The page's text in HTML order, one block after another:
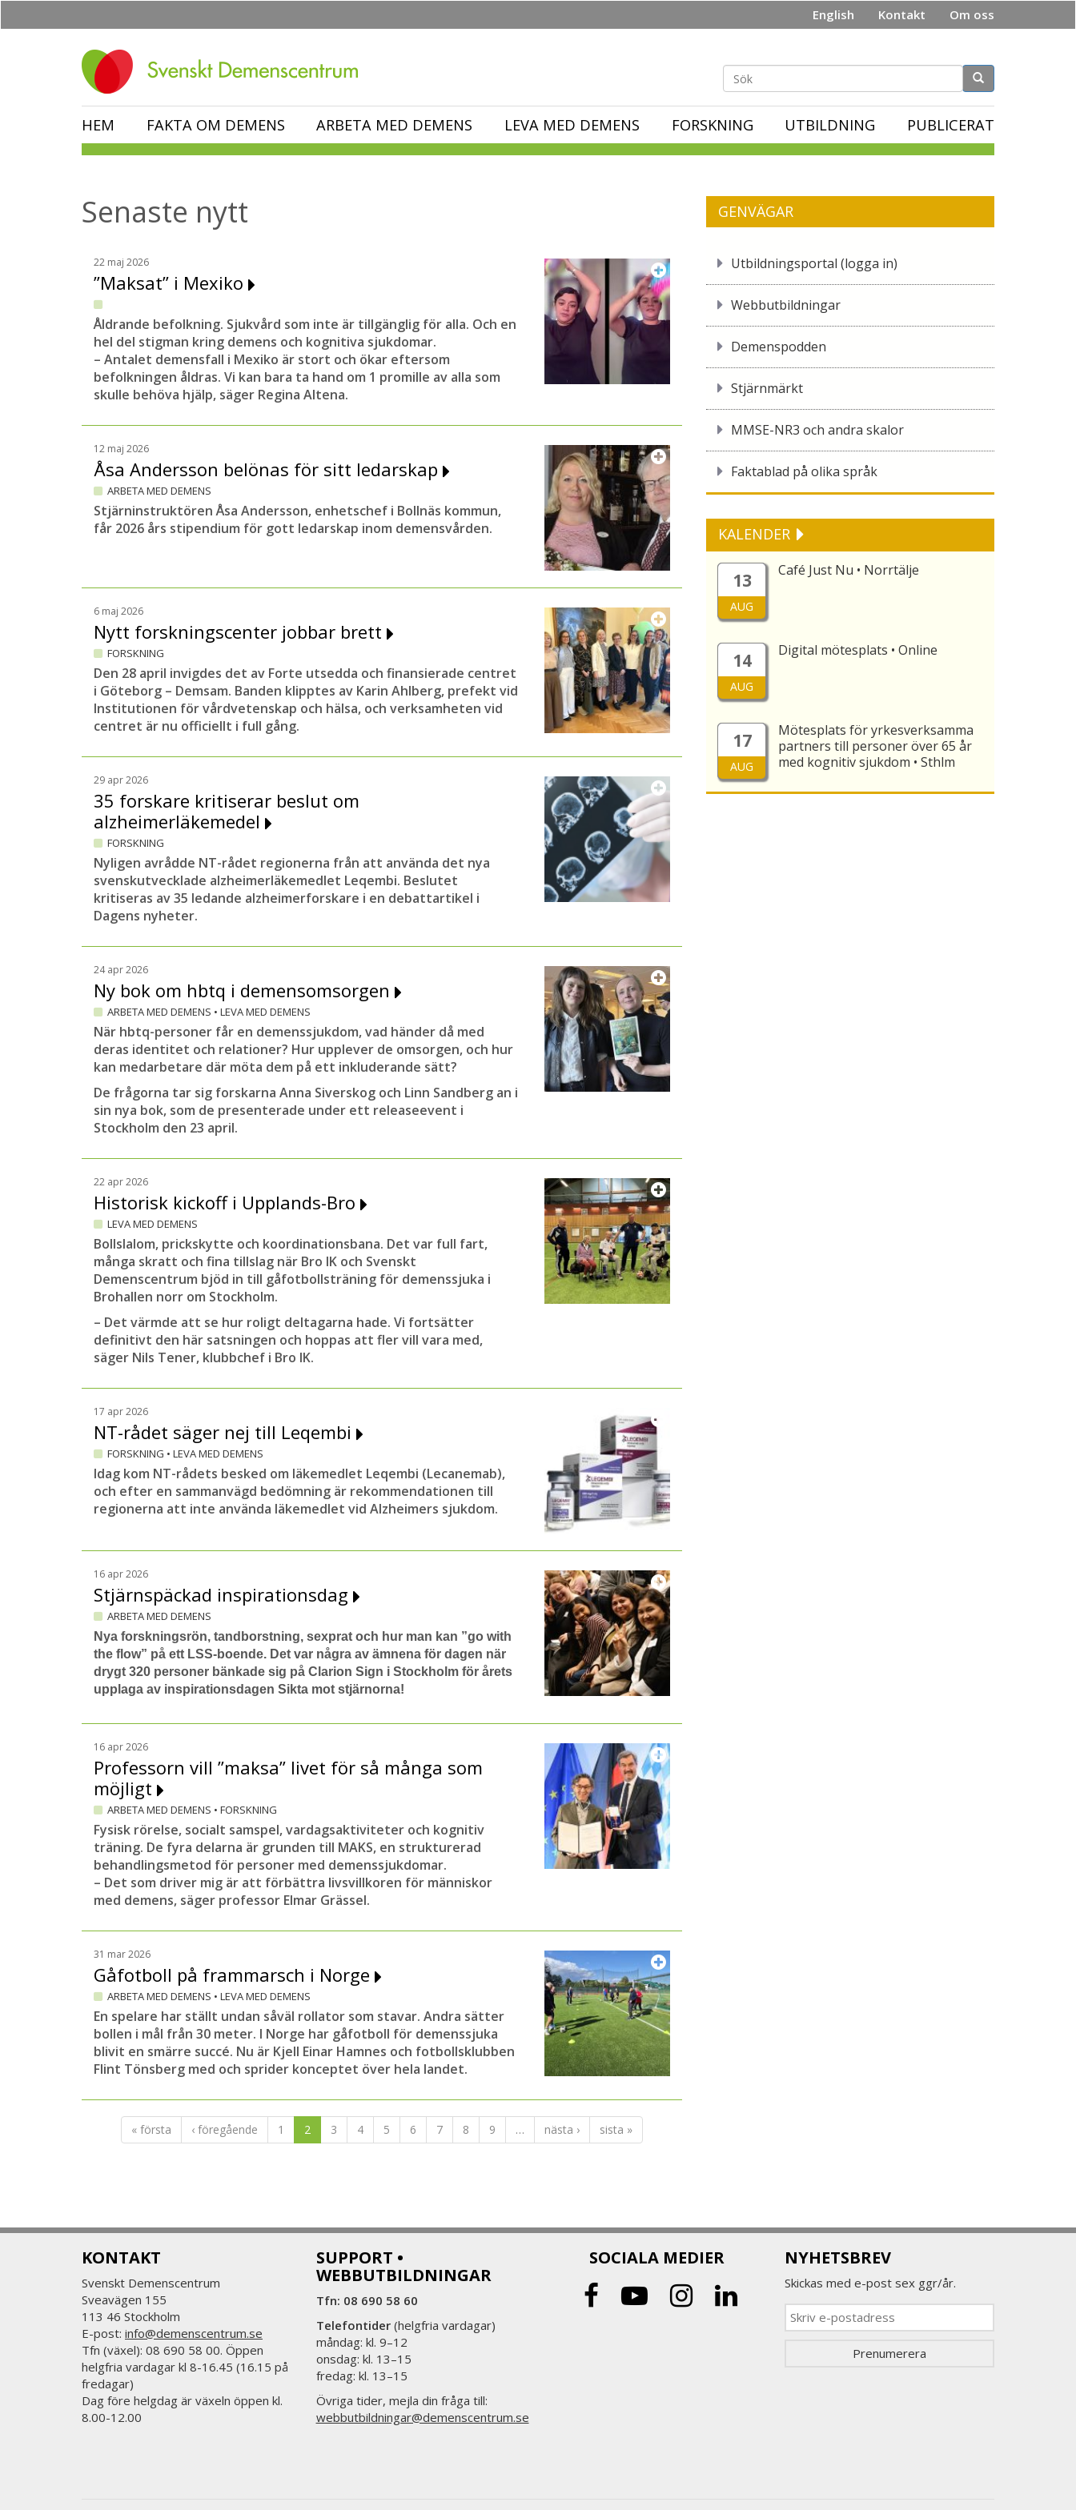
English Kontakt Om oss
Sökformulär
HEM FAKTA OM DEMENS ARBETA MED DEMENS LEVA MED DEMENS FORSKNING UTBILDNING PUBLICERAT
Senaste nytt
22 maj 2026
”Maksat” i Mexiko
Åldrande befolkning. Sjukvård som inte är tillgänglig för alla. Och en
hel del stigman kring demens och kognitiva sjukdomar.
– Antalet demensfall i Mexiko är stort och ökar eftersom
befolkningen åldras. Vi kan bara ta hand om 1 promille av alla som
skulle behöva hjälp, säger Regina Altena.
12 maj 2026
Åsa Andersson belönas för sitt ledarskap
ARBETA MED DEMENS
Stjärninstruktören Åsa Andersson, enhetschef i Bollnäs kommun,
får 2026 års stipendium för gott ledarskap inom demensvården.
6 maj 2026
Nytt forskningscenter jobbar brett
FORSKNING
Den 28 april invigdes det av Forte utsedda och finansierade centret
i Göteborg – Demsam. Banden klipptes av Karin Ahlberg, prefekt vid
Institutionen för vårdvetenskap och hälsa, och verksamheten vid
centret är nu officiellt i full gång.
29 apr 2026
35 forskare kritiserar beslut om
alzheimerläkemedel
FORSKNING
Nyligen avrådde NT-rådet regionerna från att använda det nya
svenskutvecklade alzheimerläkemedlet Leqembi. Beslutet
kritiseras av 35 ledande alzheimerforskare i en debattartikel i
Dagens nyheter.
24 apr 2026
Ny bok om hbtq i demensomsorgen
ARBETA MED DEMENS • LEVA MED DEMENS
När hbtq-personer får en demenssjukdom, vad händer då med
deras identitet och relationer? Hur upplever de omsorgen, och hur
kan medarbetare där möta dem på ett inkluderande sätt?
De frågorna tar sig forskarna Anna Siverskog och Linn Sandberg an i
sin nya bok, som de presenterade under ett releaseevent i
Stockholm den 23 april.
22 apr 2026
Historisk kickoff i Upplands-Bro
LEVA MED DEMENS
Bollslalom, prickskytte och koordinationsbana. Det var full fart,
många skratt och fina tillslag när Bro IK och Svenskt
Demenscentrum bjöd in till gåfotbollsträning för demenssjuka i
Brohallen norr om Stockholm.
– Det värmde att se hur roligt deltagarna hade. Vi fortsätter
definitivt den här satsningen och hoppas att fler vill vara med,
säger Nils Tener, klubbchef i Bro IK.
17 apr 2026
NT-rådet säger nej till Leqembi
FORSKNING • LEVA MED DEMENS
Idag kom NT-rådets besked om läkemedlet Leqembi (Lecanemab),
och efter en sammanvägd bedömning är rekommendationen till
regionerna att inte använda läkemedlet vid Alzheimers sjukdom.
16 apr 2026
Stjärnspäckad inspirationsdag
ARBETA MED DEMENS
Nya forskningsrön, tandborstning, sexprat och hur man kan ”go with
the flow” på ett LSS-boende. Det var några av ämnena för dagen när
drygt 320 personer bänkade sig på Clarion Sign i Stockholm för årets
upplaga av inspirationsdagen Sikta mot stjärnorna!
16 apr 2026
Professorn vill ”maksa” livet för så många som
möjligt
ARBETA MED DEMENS • FORSKNING
Fysisk rörelse, socialt samspel, vardagsaktiviteter och kognitiv
träning. De fyra delarna är grunden till MAKS, en strukturerad
behandlingsmetod för personer med demenssjukdomar.
– Det som driver mig är att förbättra livsvillkoren för människor
med demens, säger professor Elmar Grässel.
31 mar 2026
Gåfotboll på frammarsch i Norge
ARBETA MED DEMENS • LEVA MED DEMENS
En spelare har ställt undan såväl rollator som stavar. Andra sätter
bollen i mål från 30 meter. I Norge har gåfotboll för demenssjuka
blivit en smärre succé. Nu är Kjell Einar Hamnes och fotbollsklubben
Flint Tönsberg med och sprider konceptet över hela landet.
« första ‹ föregående 1 2 3 4 5 6 7 8 9 … nästa › sista »
GENVÄGAR
Utbildningsportal (logga in)
Webbutbildningar
Demenspodden
Stjärnmärkt
MMSE-NR3 och andra skalor
Faktablad på olika språk
KALENDER
13
AUG
Café Just Nu • Norrtälje
14
AUG
Digital mötesplats • Online
17
AUG
Mötesplats för yrkesverksamma
partners till personer över 65 år
med kognitiv sjukdom • Sthlm
KONTAKT
Svenskt Demenscentrum
Sveavägen 155
113 46 Stockholm
E-post: info@demenscentrum.se
Tfn (växel): 08 690 58 00. Öppen
helgfria vardagar kl 8-16.45 (16.15 på
fredagar)
Dag före helgdag är växeln öppen kl.
8.00-12.00
SUPPORT •
WEBBUTBILDNINGAR
Tfn: 08 690 58 60
Telefontider(helgfria vardagar)
måndag: kl. 9–12
onsdag: kl. 13–15
fredag: kl. 13–15
Övriga tider, mejla din fråga till:
webbutbildningar@demenscentrum.se
SOCIALA MEDIER NYHETSBREV
Skickas med e-post sex ggr/år.